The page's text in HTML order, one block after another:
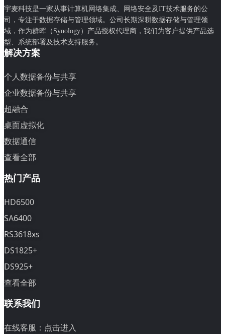
宇麦科技是一家从事计算机网络集成、网络安全及IT技术服务的公
司，专注于数据存储与管理领域。公司长期深耕数据存储与管理领
域，作为群晖（Synology）产品授权代理商，我们为客户提供产品选
型、系统部署及技术支持服务。
解决方案
个人数据备份与共享
企业数据备份与共享
超融合
桌面虚拟化
数据通信
查看全部
热门产品
HD6500
SA6400
RS3618xs
DS1825+
DS925+
查看全部
联系我们
在线客服： 点击进入